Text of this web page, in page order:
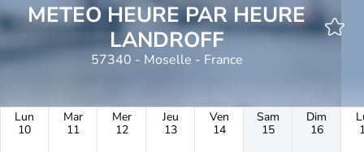
METEO HEURE PAR HEURE
LANDROFF
57340 - Moselle - France
Lun
10
Mar
11
Mer
12
Jeu
13
Ven
14
Sam
15
Dim
16